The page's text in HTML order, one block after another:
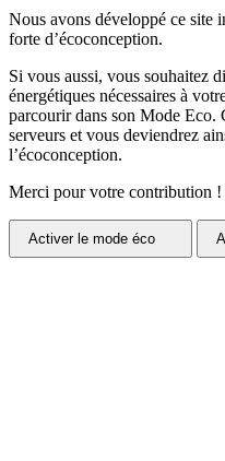
Nous avons développé ce site
forte d’écoconception.
Si vous aussi, vous souhaitez
énergétiques nécessaires à
parcourir dans son Mode Eco.
serveurs et vous deviendrez
l’écoconception.
Merci pour votre contribution !
Activerle mode éco